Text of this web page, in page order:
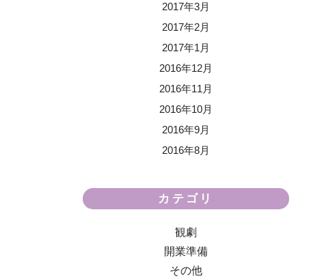
2017年3月
2017年2月
2017年1月
2016年12月
2016年11月
2016年10月
2016年9月
2016年8月
カテゴリ
観劇
開業準備
その他